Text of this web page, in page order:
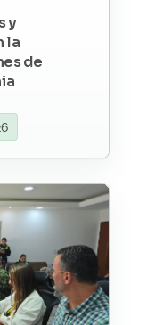
y
la
de